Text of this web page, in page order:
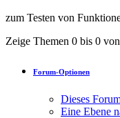
zum Testen von
Zeige Themen 0 bis 0
Forum-Optionen
Dieses
Eine Ebene